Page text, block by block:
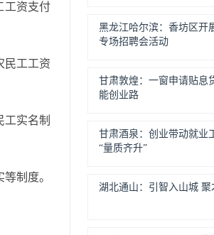
工资支付
民工工资
实名制
制度。
黑龙江哈尔滨：香坊区开
专场招聘会活动
甘肃敦煌：一窗申请贴息
能创业路
甘肃酒泉：创业带动就业
“量质齐升”
湖北通山：引智入山城 聚